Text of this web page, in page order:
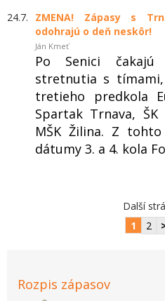
24.7.
ZMENA! Zápasy s
odohrajú o deň neskôr!
Ján Kmeť
Po Senici
stretnutia s
tretieho predkola
Spartak Trnava,
MŠK Žilina. Z
dátumy 3. a 4. kola
Další
1
2
Rozpis zápasov